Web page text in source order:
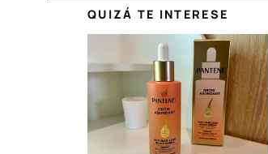
QUIZÁ TE INTERESE